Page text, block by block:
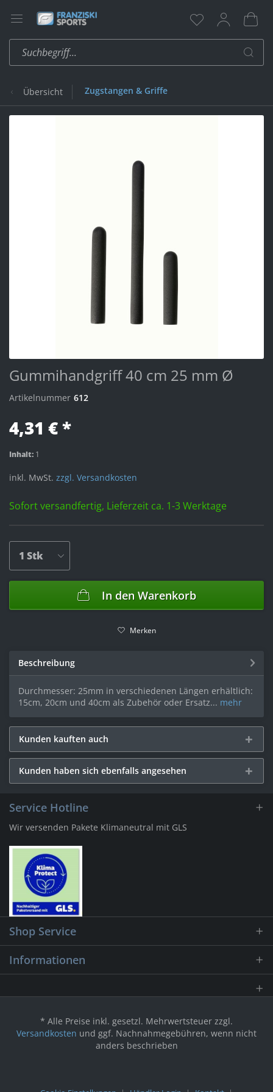
Übersicht Zugstangen & Griffe
Gummihandgriff 40 cm 25 mm Ø
Artikelnummer 612
4,31 € *
Inhalt: 1
inkl. MwSt. zzgl. Versandkosten
Sofort versandfertig, Lieferzeit ca. 1-3 Werktage
In den Warenkorb
Merken
Beschreibung
Durchmesser: 25mm in verschiedenen Längen erhältlich:
15cm, 20cm und 40cm als Zubehör oder Ersatz... mehr
Kunden kauften auch
Kunden haben sich ebenfalls angesehen
Service Hotline
Wir versenden Pakete Klimaneutral mit GLS
Shop Service
Informationen
* Alle Preise inkl. gesetzl. Mehrwertsteuer zzgl.
Versandkosten und ggf. Nachnahmegebühren, wenn nicht
anders beschrieben